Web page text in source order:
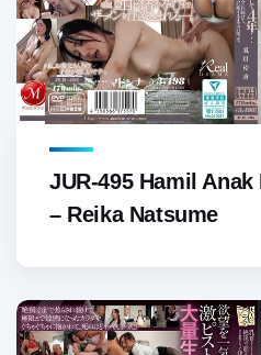
JUR-495 Hamil
– Reika Natsume